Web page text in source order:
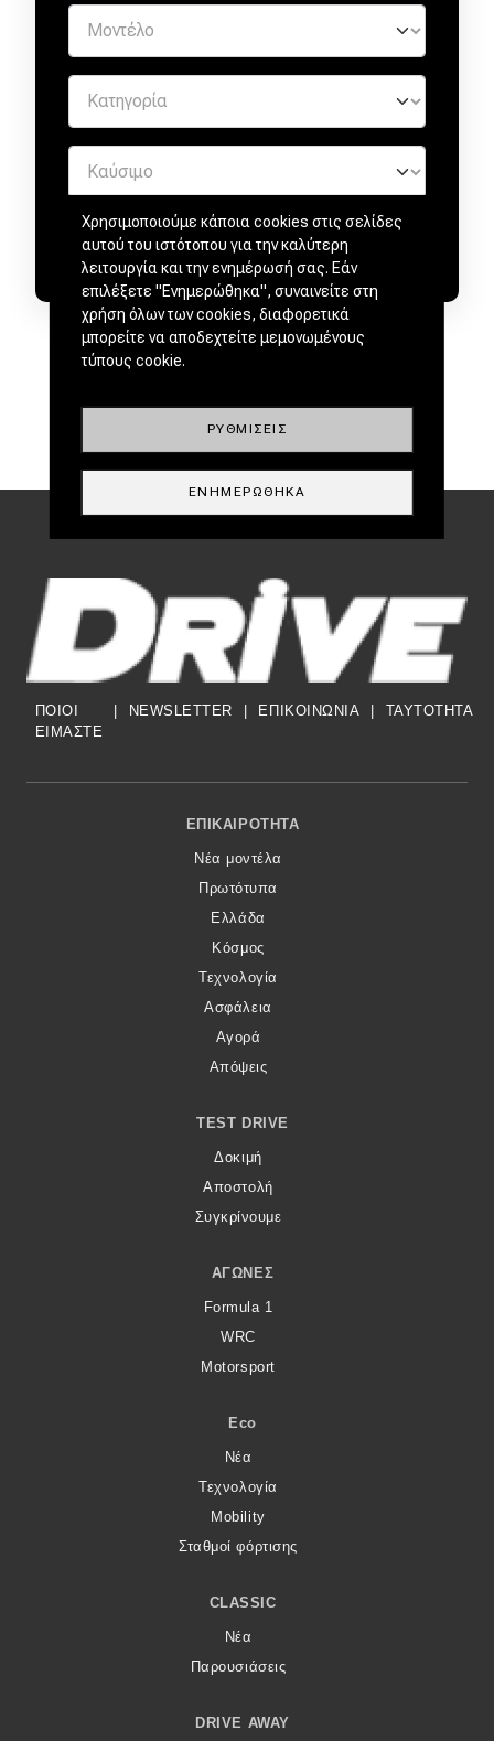
ΠΟΙΟΙ
ΕΙΜΑΣΤΕ
NEWSLETTER ΕΠΙΚΟΙΝΩΝΙΑ TAYTOTHTA
Footer Menu
ΕΠΙΚΑΙΡΌΤΗΤΑ
Νέα μοντέλα
Πρωτότυπα
Ελλάδα
Κόσμος
Τεχνολογία
Ασφάλεια
Αγορά
Απόψεις
TEST DRIVE
Δοκιμή
Αποστολή
Συγκρίνουμε
ΑΓΏΝΕΣ
Formula 1
WRC
Motorsport
Eco
Νέα
Τεχνολογία
Mobility
Σταθμοί φόρτισης
CLASSIC
Νέα
Παρουσιάσεις
DRIVE AWAY
Χρησιμοποιούμε κάποια cookies στις σελίδες
αυτού του ιστότοπου για την καλύτερη
λειτουργία και την ενημέρωσή σας. Εάν
επιλέξετε "Ενημερώθηκα", συναινείτε στη
χρήση όλων των cookies, διαφορετικά
μπορείτε να αποδεχτείτε μεμονωμένους
τύπους cookie.
ΡΥΘΜΊΣΕΙΣ
ΕΝΗΜΕΡΏΘΗΚΑ